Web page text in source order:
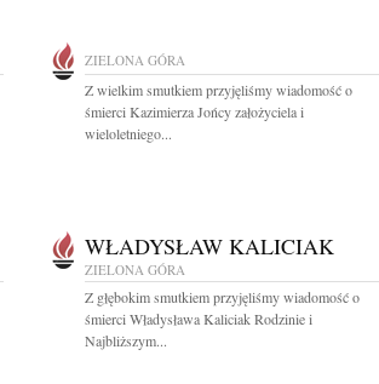
ZIELONA GÓRA
Z wielkim smutkiem przyjęliśmy wiadomość o
śmierci Kazimierza Jońcy założyciela i
wieloletniego...
WŁADYSŁAW KALICIAK
ZIELONA GÓRA
Z głębokim smutkiem przyjęliśmy wiadomość o
śmierci Władysława Kaliciak Rodzinie i
Najbliższym...